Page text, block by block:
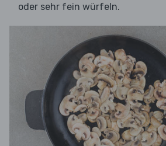
oder sehr fein würfeln.